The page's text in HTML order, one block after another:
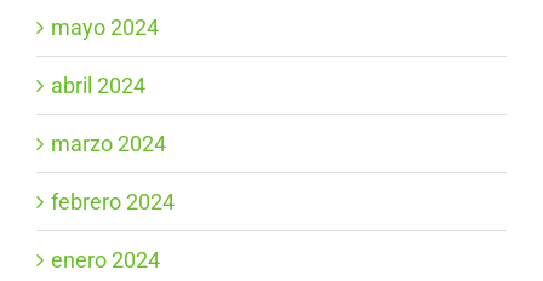
mayo 2024
abril 2024
marzo 2024
febrero 2024
enero 2024